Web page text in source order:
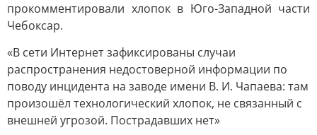
прокомментировали хлопок в Юго-Западной части
Чебоксар.
«В сети Интернет зафиксированы случаи
распространения недостоверной информации по
поводу инцидента на заводе имени В. И. Чапаева: там
произошёл технологический хлопок, не связанный с
внешней угрозой. Пострадавших нет»